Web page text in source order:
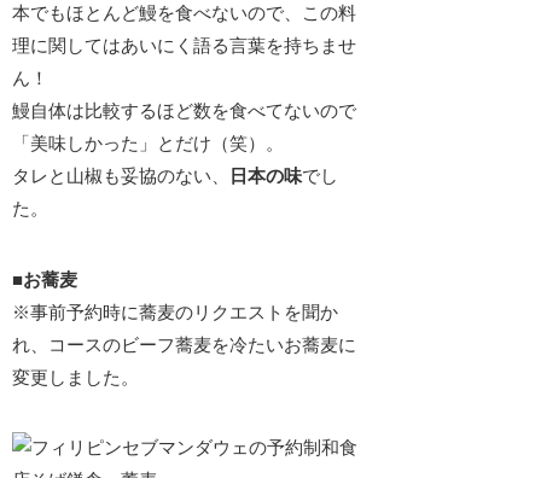
本でもほとんど鰻を食べないので、この料
理に関してはあいにく語る言葉を持ちませ
ん！
鰻自体は比較するほど数を食べてないので
「美味しかった」とだけ（笑）。
タレと山椒も妥協のない、
日本の味でし
た。
■お蕎麦
※事前予約時に蕎麦のリクエストを聞か
れ、コースのビーフ蕎麦を冷たいお蕎麦に
変更 しました。